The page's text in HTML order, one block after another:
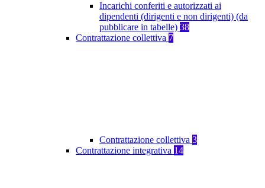
Incarichi conferiti e autorizzati ai
dipendenti (dirigenti e non dirigenti) (da
pubblicare in tabelle) 38
Contrattazione collettiva 7
Contrattazione collettiva 3
Contrattazione integrativa 14